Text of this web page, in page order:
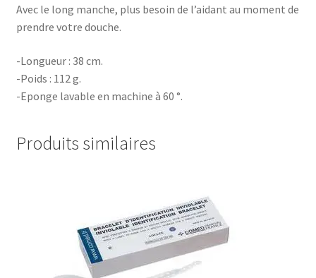
Avec le long manche, plus besoin de l’aidant au moment de
prendre votre douche.
-Longueur : 38 cm.
-Poids : 112 g.
-Eponge lavable en machine à 60 °.
Produits similaires